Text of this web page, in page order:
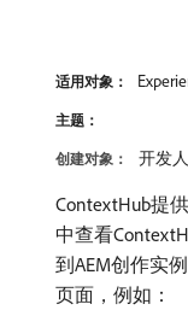
适用对象：
主题：
创建对象： 开发
ContextHub提
中查看
到AEM创作实
页面，例如：